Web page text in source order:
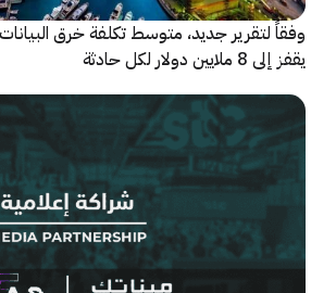
جديد، متوسط تكلفة خرق البيانات في
لكل حادثة